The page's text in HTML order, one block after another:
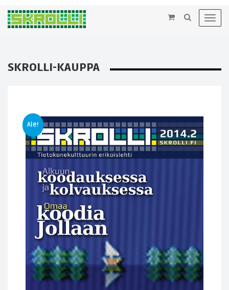
×
SKROLLI-KAUPPA
Ale!